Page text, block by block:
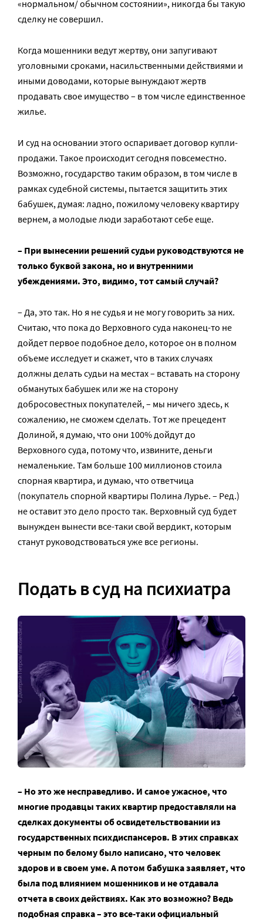
«нормальном/ обычном состоянии», никогда бы такую
сделку не совершил.
Когда мошенники ведут жертву, они запугивают
уголовными сроками, насильственными действиями и
иными доводами, которые вынуждают жертв
продавать свое имущество – в том числе единственное
жилье.
И суд на основании этого оспаривает договор купли-
продажи. Такое происходит сегодня повсеместно.
Возможно, государство таким образом, в том числе в
рамках судебной системы, пытается защитить этих
бабушек, думая: ладно, пожилому человеку квартиру
вернем, а молодые люди заработают себе еще.
– При вынесении решений судьи руководствуются не
только буквой закона, но и внутренними
убеждениями. Это, видимо, тот самый случай?
– Да, это так. Но я не судья и не могу говорить за них.
Считаю, что пока до Верховного суда наконец-то не
дойдет первое подобное дело, которое он в полном
объеме исследует и скажет, что в таких случаях
должны делать судьи на местах – вставать на сторону
обманутых бабушек или же на сторону
добросовестных покупателей, – мы ничего здесь, к
сожалению, не сможем сделать. Тот же прецедент
Долиной, я думаю, что они 100% дойдут до
Верховного суда, потому что, извините, деньги
немаленькие. Там больше 100 миллионов стоила
спорная квартира, и думаю, что ответчица
(покупатель спорной квартиры Полина Лурье. – Ред.)
не оставит это дело просто так. Верховный суд будет
вынужден вынести все-таки свой вердикт, которым
станут руководствоваться уже все регионы.
Подать в суд на психиатра
– Но это же несправедливо. И самое ужасное, что
многие продавцы таких квартир предоставляли на
сделках документы об освидетельствовании из
государственных психдиспансеров. В этих справках
черным по белому было написано, что человек
здоров и в своем уме. А потом бабушка заявляет, что
была под влиянием мошенников и не отдавала
отчета в своих действиях. Как это возможно? Ведь
подобная справка – это все-таки официальный